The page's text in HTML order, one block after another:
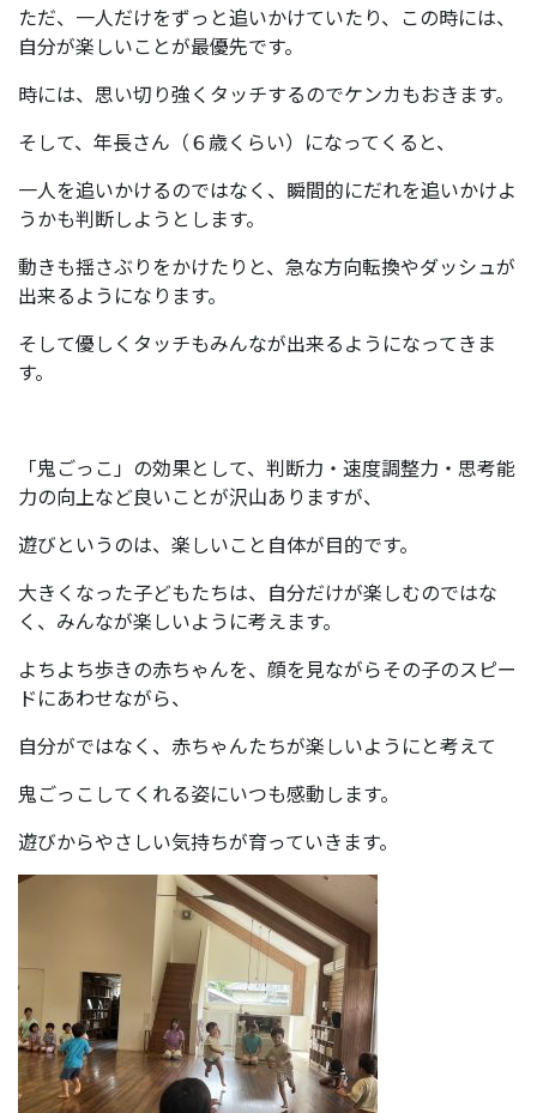
ただ、一人だけをずっと追いかけていたり、この時には、
自分が楽しいことが最優先です。
時には、思い切り強くタッチするのでケンカもおきます。
そして、年長さん（６歳くらい）になってくると、
一人を追いかけるのではなく、瞬間的にだれを追いかけよ
うかも判断しようとします。
動きも揺さぶりをかけたりと、急な方向転換やダッシュが
出来るようになります。
そして優しくタッチもみんなが出来るようになってきま
す。
「鬼ごっこ」の効果として、判断力・速度調整力・思考能
力の向上など良いことが沢山ありますが、
遊びというのは、楽しいこと自体が目的です。
大きくなった子どもたちは、自分だけが楽しむのではな
く、みんなが楽しいように考えます。
よちよち歩きの赤ちゃんを、顔を見ながらその子のスピー
ドにあわせながら、
自分がではなく、赤ちゃんたちが楽しいようにと考えて
鬼ごっこしてくれる姿にいつも感動します。
遊びからやさしい気持ちが育っていきます。